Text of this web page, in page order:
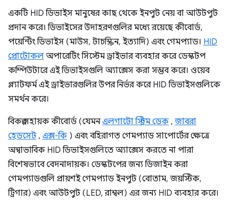
একটি HID ডিভাইস মানুষের কাছ থেকে ইনপুট নেয় বা আউটপুট
প্রদান করে। ডিভাইসের উদাহরণগুলির মধ্যে রয়েছে কীবোর্ড,
পয়েন্টিং ডিভাইস (মাউস, টাচস্ক্রিন, ইত্যাদি) এবং গেমপ্যাড। HID
প্রোটোকল অপারেটিং সিস্টেম ড্রাইভার ব্যবহার করে ডেস্কটপ
কম্পিউটারে এই ডিভাইসগুলি অ্যাক্সেস করা সম্ভব করে। ওয়েব
প্ল্যাটফর্ম এই ড্রাইভারগুলির উপর নির্ভর করে HID ডিভাইসগুলিকে
সমর্থন করে।
বিকল্প সহায়ক কীবোর্ড (যেমনএলগাটো স্ট্রিম ডেক, জাবরা
হেডসেট, এক্স-কি) এবং বহিরাগত গেমপ্যাড সাপোর্টের ক্ষেত্রে
অস্বাভাবিক HID ডিভাইসগুলিতে অ্যাক্সেস করতে না পারা
বিশেষভাবে বেদনাদায়ক। ডেস্কটপের জন্য ডিজাইন করা
গেমপ্যাডগুলি প্রায়শই গেমপ্যাড ইনপুট (বোতাম, জয়স্টিক,
ট্রিগার) এবং আউটপুট (LED, রাম্বল) এর জন্য HID ব্যবহার করে।